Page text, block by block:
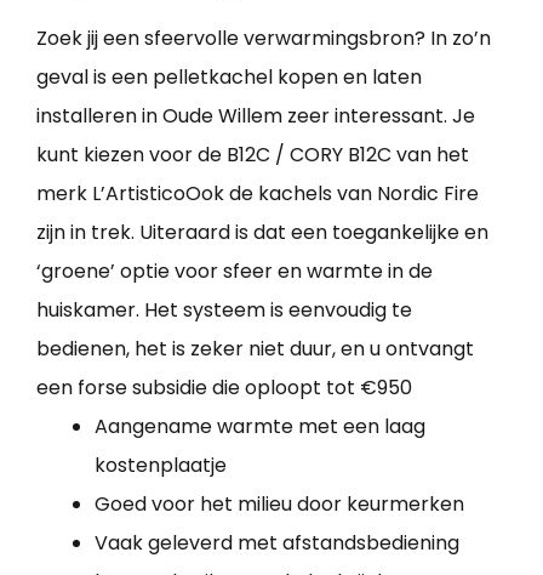
Zoek jij een sfeervolle verwarmingsbron? In zo’n
geval is een pelletkachel kopen en laten
installeren in Oude Willem zeer interessant. Je
kunt kiezen voor de B12C / CORY B12C van het
merk L’ArtisticoOok de kachels van Nordic Fire
zijn in trek. Uiteraard is dat een toegankelijke en
‘groene’ optie voor sfeer en warmte in de
huiskamer. Het systeem is eenvoudig te
bedienen, het is zeker niet duur, en u ontvangt
een forse subsidie die oploopt tot €950
Aangename warmte met een laag
kostenplaatje
Goed voor het milieu door keurmerken
Vaak geleverd met afstandsbediening